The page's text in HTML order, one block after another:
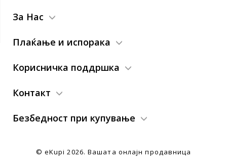
За Нас
Плаќање и испорака
Корисничка поддршка
Контакт
Безбедност при купување
© eKupi2026. Вашата онлајн продавница